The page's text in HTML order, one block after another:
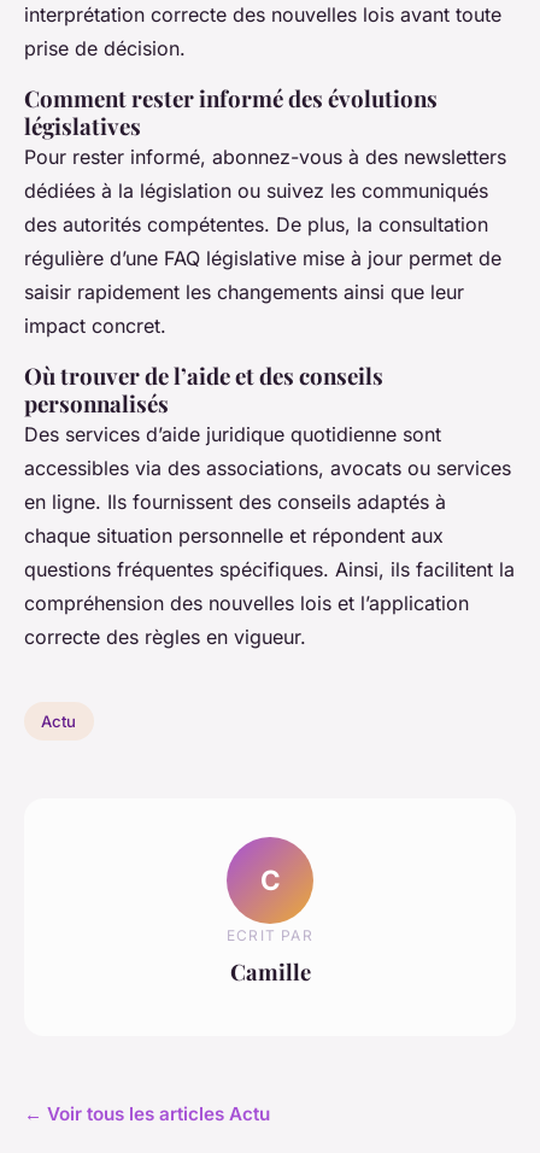
interprétation correcte des nouvelles lois avant toute
prise de décision.
Comment rester informé des évolutions
législatives
Pour rester informé, abonnez-vous à des newsletters
dédiées à la législation ou suivez les communiqués
des autorités compétentes. De plus, la consultation
régulière d’une FAQ législative mise à jour permet de
saisir rapidement les changements ainsi que leur
impact concret.
Où trouver de l’aide et des conseils
personnalisés
Des services d’aide juridique quotidienne sont
accessibles via des associations, avocats ou services
en ligne. Ils fournissent des conseils adaptés à
chaque situation personnelle et répondent aux
questions fréquentes spécifiques. Ainsi, ils facilitent la
compréhension des nouvelles lois et l’application
correcte des règles en vigueur.
Actu
C
ECRIT PAR
Camille
← Voir tous les articles Actu